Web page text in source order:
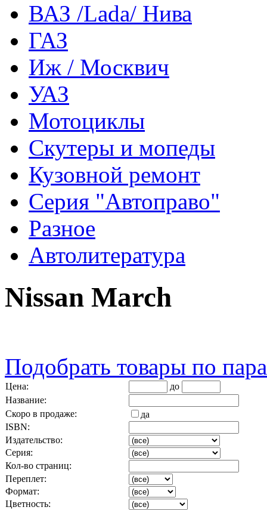
ВАЗ /Lada/ Нива
ГАЗ
Иж / Москвич
УАЗ
Мотоциклы
Скутеры и мопеды
Кузовной ремонт
Серия "Автоправо"
Разное
Автолитература
Nissan March
Подобрать товары по
Цена:
до
Название:
Скоро в продаже:
да
ISBN:
Издательство:
Серия:
Кол-во страниц:
Переплет:
Формат:
Цветность: